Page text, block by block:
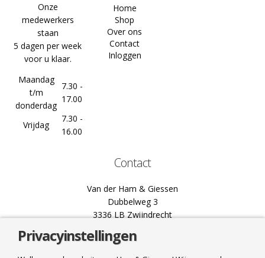
Onze
medewerkers
staan
5 dagen per week
voor u klaar.
Maandag
t/m
donderdag
7.30 -
17.00
Vrijdag
7.30 -
16.00
Home
Shop
Over ons
Contact
Inloggen
Contact
Van der Ham & Giessen
Dubbelweg 3
3336 LB Zwijndrecht
078 61 02 444
info@hamgiessen.nl
Privacyinstellingen